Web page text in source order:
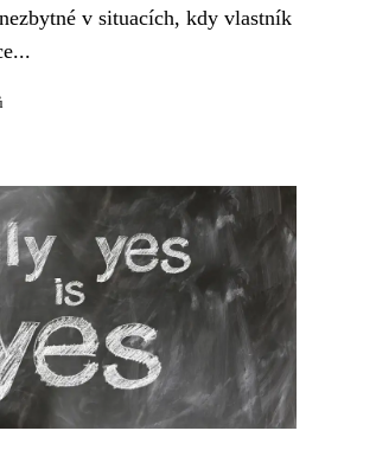
v situacích, kdy vlastník